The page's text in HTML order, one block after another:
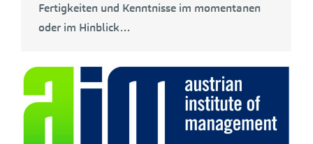
Fertigkeiten und Kenntnisse im momentanen
oder im Hinblick…